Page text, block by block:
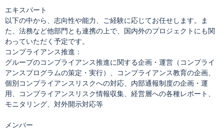
エキスパート
以下の中から、志向性や能力、ご経験に応じてお任せします。ま
た、法務など他部門とも連携の上で、国内外のプロジェクトにも関
わっていただく予定です。
コンプライアンス推進：
グループのコンプライアンス推進に関する企画・運営（コンプライ
アンスプログラムの策定・実行）、コンプライアンス教育の企画、
個別コンプライアンスリスクへの対応、内部通報制度の企画・運
用、コンプライアンスリスク情報収集、経営層への各種レポート、
モニタリング、対外開示対応等
メンバー